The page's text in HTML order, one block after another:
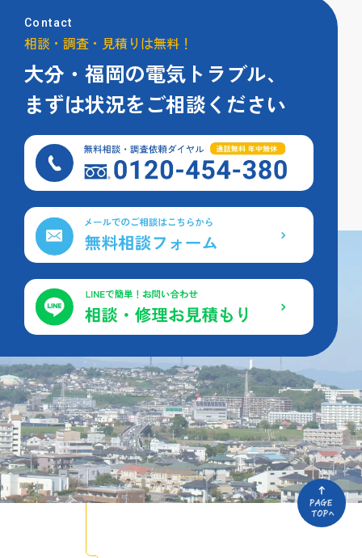
Contact
相談・調査・見積りは無料！
大分・福岡の電気トラブル、
まずは状況をご相談ください